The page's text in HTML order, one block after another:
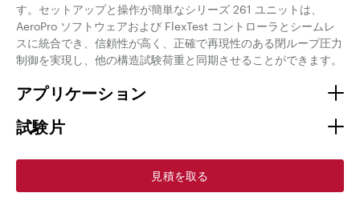
す。セットアップと操作が簡単なシリーズ 261 ユニットは、
AeroPro ソフトウェアおよび FlexTest コントローラとシームレ
スに統合でき、信頼性が高く、正確で再現性のある閉ループ圧力
制御を実現し、他の構造試験荷重と同期させることができます。
アプリケーション
試験片
見積を取る